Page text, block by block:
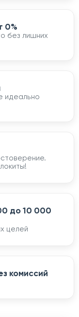
0%
без лишних
идеально
до 10 000
целей
комиссий